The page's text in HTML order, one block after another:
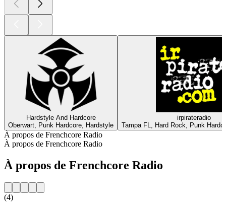
Hardstyle And Hardcore
Oberwart, Punk Hardcore, Hardstyle
irpirateradio
Tampa FL, Hard Rock, Punk
À propos de Frenchcore Radio
À propos de Frenchcore Radio
À propos de Frenchcore Radio
(4)